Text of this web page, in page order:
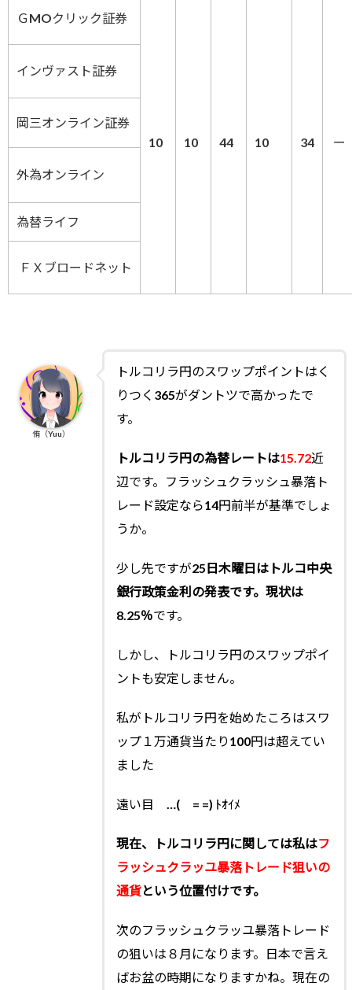
ＧMOクリック証券
10 10 44 10 34 ー
インヴァスト証券
岡三オンライン証券
外為オンライン
為替ライフ
ＦＸブロードネット
トルコリラ円のスワップポイントはく
りつく365がダントツで高かったで
す。
トルコリラ円の為替レートは15.72近
辺です。フラッシュクラッシュ暴落ト
レード設定なら14円前半が基準でしょ
うか。
少し先ですが25日木曜日はトルコ中央
銀行政策金利の発表です。現状は
8.25％です。
しかし、トルコリラ円のスワップポイ
ントも安定しません。
私がトルコリラ円を始めたころはスワ
ップ１万通貨当たり100円は超えてい
ました
遠い目 …( = =) ﾄｵｲﾒ
現在、トルコリラ円に関しては私はフ
ラッシュクラッユ暴落トレード狙いの
通貨という位置付けです。
次のフラッシュクラッユ暴落トレード
の狙いは８月になります。日本で言え
ばお盆の時期になりますかね。現在の
侑（Yuu）